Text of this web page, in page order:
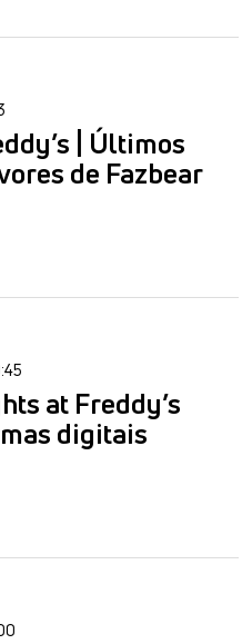
| Últimos
de Fazbear
at Freddy’s
digitais